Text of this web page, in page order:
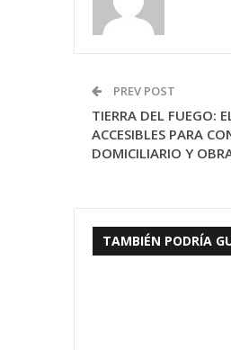
PREV POST
TIERRA DEL FUEGO:
ACCESIBLES PARA
DOMICILIARIO Y
TAMBIÉN PODRÍA